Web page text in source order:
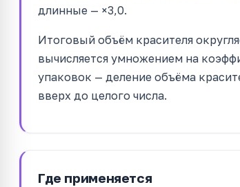
длинные — ×3,0.
Итоговый объём красителя
вычисляется умножением на
упаковок — деление объёма
вверх до целого числа.
Где применяется